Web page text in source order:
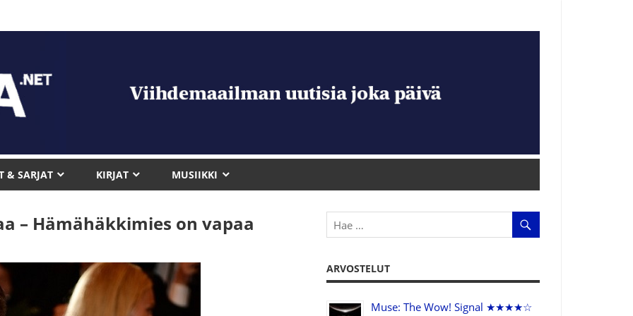
& SARJAT KIRJAT MUSIIKKI
– Hämähäkkimies on vapaa
ARVOSTELUT
Muse: The Wow! Signal ★★★★☆